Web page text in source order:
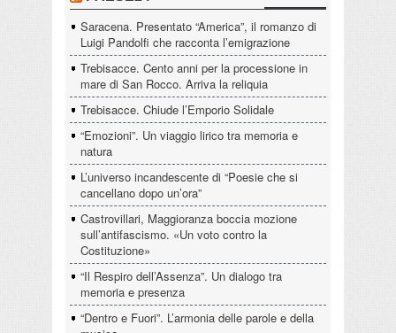
Saracena. Presentato “America”, il romanzo di
Luigi Pandolfi che racconta l’emigrazione
Trebisacce. Cento anni per la processione in
mare di San Rocco. Arriva la reliquia
Trebisacce. Chiude l’Emporio Solidale
“Emozioni”. Un viaggio lirico tra memoria e
natura
L’universo incandescente di “Poesie che si
cancellano dopo un’ora”
Castrovillari, Maggioranza boccia mozione
sull’antifascismo. «Un voto contro la
Costituzione»
“Il Respiro dell’Assenza”. Un dialogo tra
memoria e presenza
“Dentro e Fuori”. L’armonia delle parole e della